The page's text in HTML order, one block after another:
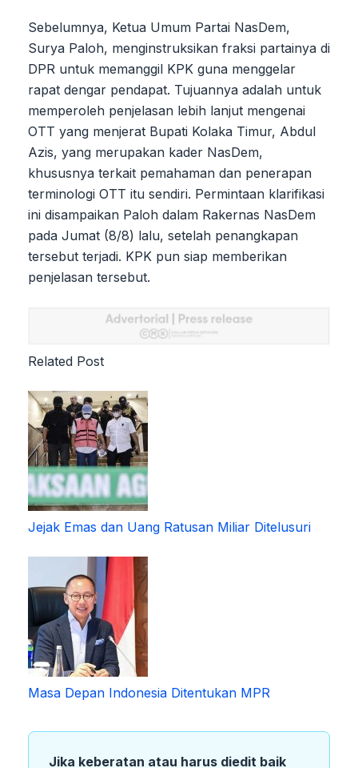
Sebelumnya, Ketua Umum Partai NasDem,
Surya Paloh, menginstruksikan fraksi partainya di
DPR untuk memanggil KPK guna menggelar
rapat dengar pendapat. Tujuannya adalah untuk
memperoleh penjelasan lebih lanjut mengenai
OTT yang menjerat Bupati Kolaka Timur, Abdul
Azis, yang merupakan kader NasDem,
khususnya terkait pemahaman dan penerapan
terminologi OTT itu sendiri. Permintaan klarifikasi
ini disampaikan Paloh dalam Rakernas NasDem
pada Jumat (8/8) lalu, setelah penangkapan
tersebut terjadi. KPK pun siap memberikan
penjelasan tersebut.
Related Post
Jejak Emas dan Uang Ratusan Miliar Ditelusuri
Masa Depan Indonesia Ditentukan MPR
Jika keberatan atau harus diedit baik